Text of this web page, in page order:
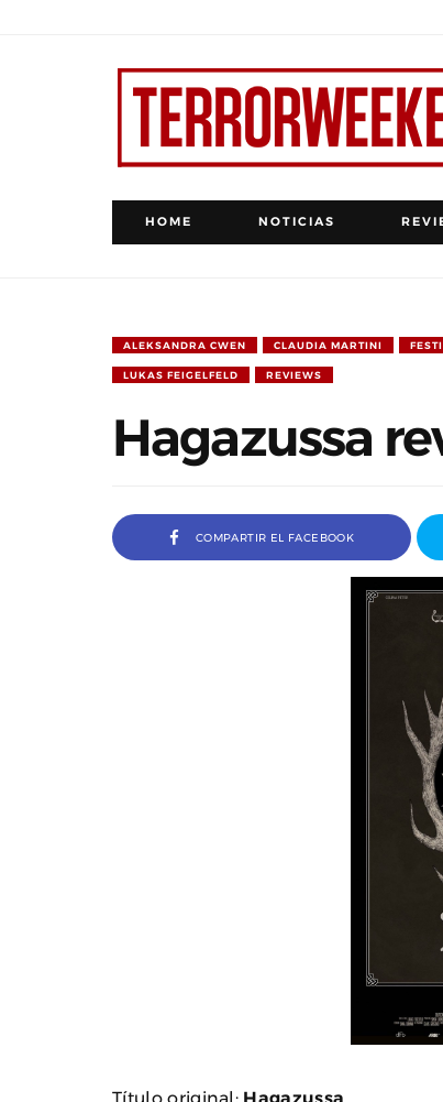
HOME NOTICIAS
ALEKSANDRA CWEN CLAUDIA MARTINI
LUKAS FEIGELFELD REVIEWS
Hagazussa
COMPARTIR EL FACEBOOK
Título original: Hagazussa
Entrevista a Jordi
Cosco, codirectores